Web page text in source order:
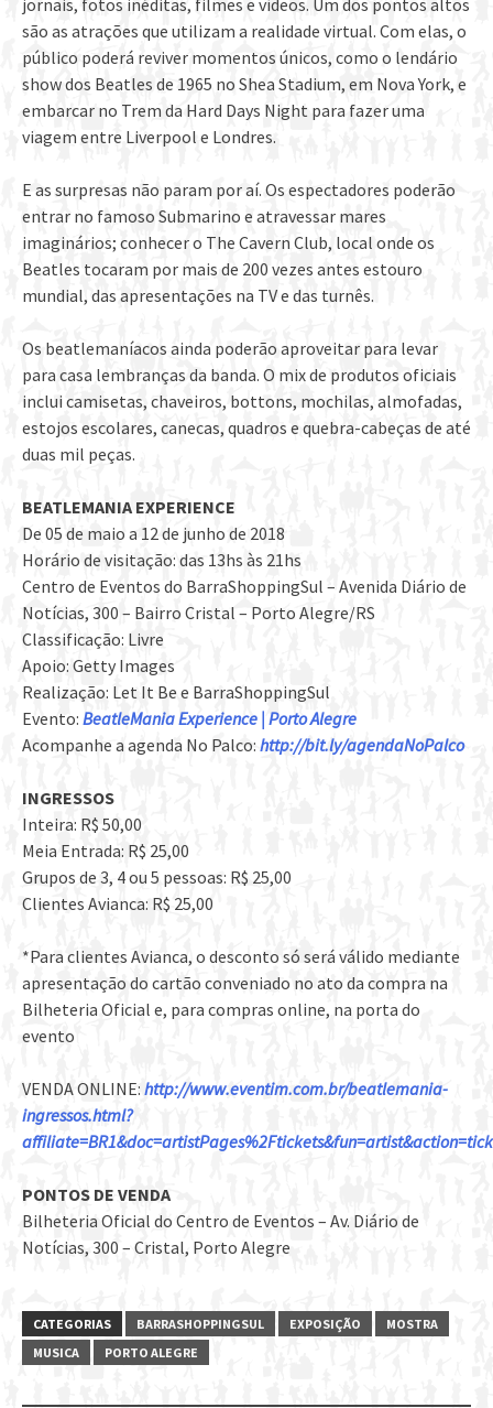
jornais, fotos inéditas, filmes e vídeos. Um dos pontos altos
são as atrações que utilizam a realidade virtual. Com elas, o
público poderá reviver momentos únicos, como o lendário
show dos Beatles de 1965 no Shea Stadium, em Nova York, e
embarcar no Trem da Hard Days Night para fazer uma
viagem entre Liverpool e Londres.
E as surpresas não param por aí. Os espectadores poderão
entrar no famoso Submarino e atravessar mares
imaginários; conhecer o The Cavern Club, local onde os
Beatles tocaram por mais de 200 vezes antes estouro
mundial, das apresentações na TV e das turnês.
Os beatlemaníacos ainda poderão aproveitar para levar
para casa lembranças da banda. O mix de produtos oficiais
inclui camisetas, chaveiros, bottons, mochilas, almofadas,
estojos escolares, canecas, quadros e quebra-cabeças de até
duas mil peças.
BEATLEMANIA EXPERIENCE
De 05 de maio a 12 de junho de 2018
Horário de visitação: das 13hs às 21hs
Centro de Eventos do BarraShoppingSul – Avenida Diário de
Notícias, 300 – Bairro Cristal – Porto Alegre/RS
Classificação: Livre
Apoio: Getty Images
Realização: Let It Be e BarraShoppingSul
Evento: BeatleMania Experience | Porto Alegre
Acompanhe a agenda No Palco: http://bit.ly/agendaNoPalco
INGRESSOS
Inteira: R$ 50,00
Meia Entrada: R$ 25,00
Grupos de 3, 4 ou 5 pessoas: R$ 25,00
Clientes Avianca: R$ 25,00
*Para clientes Avianca, o desconto só será válido mediante
apresentação do cartão conveniado no ato da compra na
Bilheteria Oficial e, para compras online, na porta do
evento
VENDA ONLINE: http://www.eventim.com.br/beatlemania-
ingressos.html?
PONTOS DE VENDA
Bilheteria Oficial do Centro de Eventos – Av. Diário de
Notícias, 300 – Cristal, Porto Alegre
CATEGORIAS BARRASHOPPINGSUL EXPOSIÇÃO
MOSTRA
MUSICA
PORTO ALEGRE